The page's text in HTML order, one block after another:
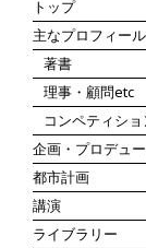
トップ
主なプロフィール
著書
理事・顧問etc
コンペティシ
企画・プロデュ
都市計画
講演
ライブラリー